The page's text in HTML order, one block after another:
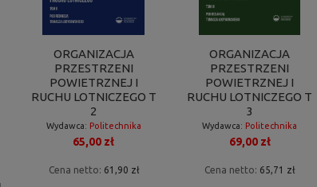
ORGANIZACJA
PRZESTRZENI
POWIETRZNEJ I
RUCHU LOTNICZEGO T
2
Wydawca: Politechnika
Poznańska
65,00 zł
Cena netto: 61,90 zł
ORGANIZACJA
PRZESTRZENI
POWIETRZNEJ I
RUCHU LOTNICZEGO T
3
Wydawca: Politechnika
Poznańska
69,00 zł
Cena netto: 65,71 zł